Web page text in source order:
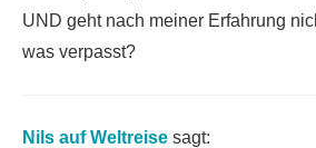
UND geht nach meiner Erfahrung
was verpasst?
Nils auf Weltreise sagt: